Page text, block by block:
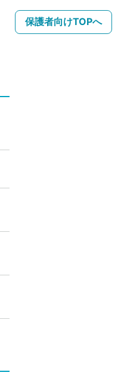
保護者向けTOPへ